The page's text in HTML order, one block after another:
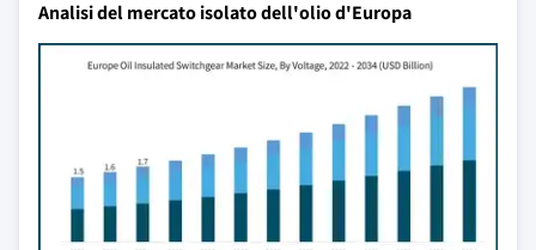
Analisi del mercato isolato dell'olio d'Europa